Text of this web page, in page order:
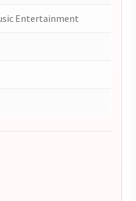
Entertainment